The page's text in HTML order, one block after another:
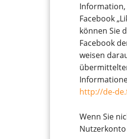
Information,
Facebook
können Sie
Facebook
weisen
http://de-
Wenn Sie